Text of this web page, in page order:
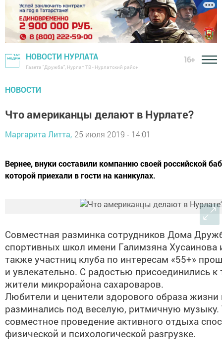
НОВОСТИ НУРЛАТА
Газета "Дружба", Нурлат ТВ - Нурлатский район
16+
НОВОСТИ
Что американцы делают в Нурлате?
Маргарита Литта, 25 июля 2019 - 14:01
Вернее, внуки составили компанию своей российской
которой приехали в гости на каникулах.
Совместная разминка сотрудников Дома
спортивных школ имени Галимзяна Хусаинова
также участниц клуба по интересам «55+»
и увлекательно. С радостью присоединились к
жители микрорайона сахароваров.
Любители и ценители здорового образа жизни
разминались под веселую, ритмичную музыку.
совместное проведение активного отдыха
физической и психологической разгрузке.